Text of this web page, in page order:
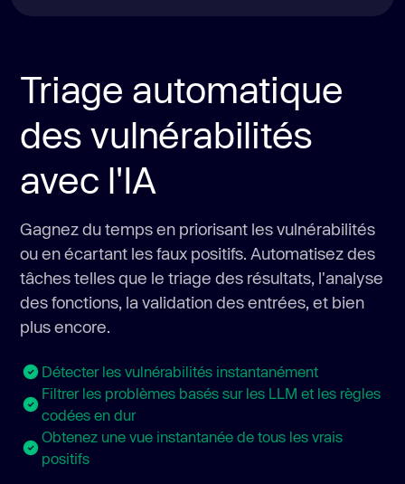
Triage automatique
des vulnérabilités
avec l'IA
Gagnez du temps en priorisant les vulnérabilités
ou en écartant les faux positifs. Automatisez des
tâches telles que le triage des résultats, l'analyse
des fonctions, la validation des entrées, et bien
plus encore.
Détecter les vulnérabilités instantanément
Filtrer les problèmes basés sur les LLM et les règles
codées en dur
Obtenez une vue instantanée de tous les vrais
positifs